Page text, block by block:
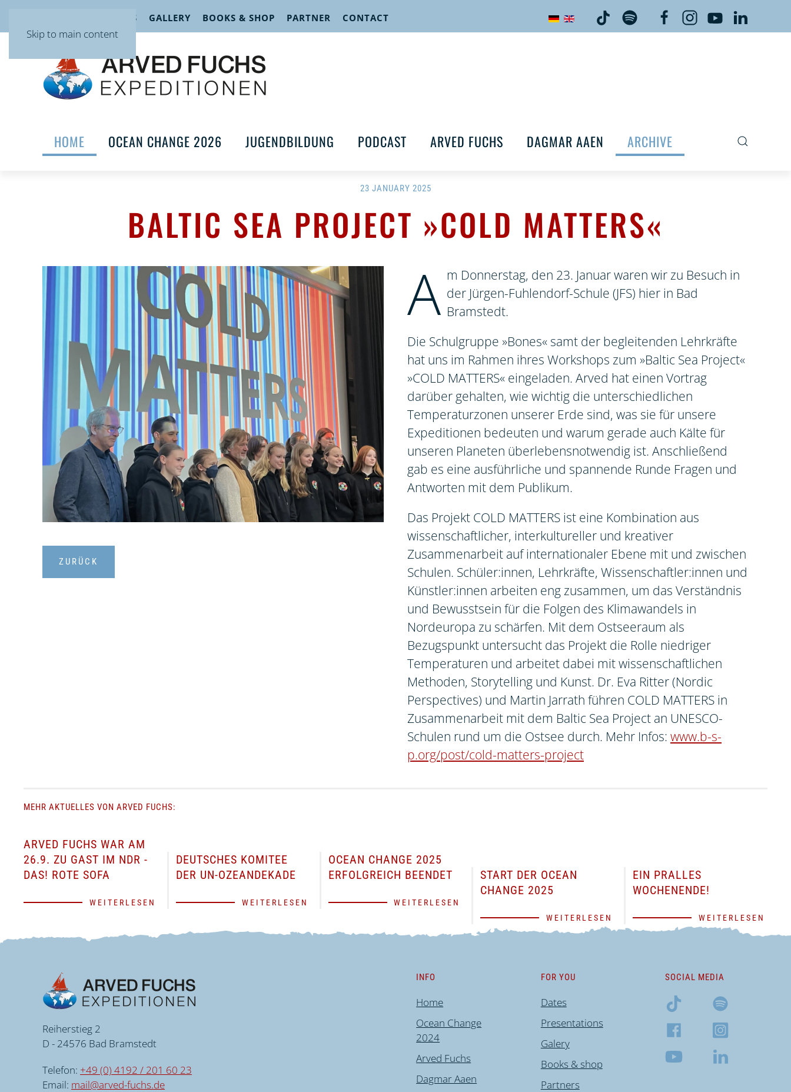
Skip to main content
LECTURES GALLERY BOOKS & SHOP PARTNER CONTACT
HOME OCEAN CHANGE 2026 JUGENDBILDUNG PODCAST ARVED FUCHS DAGMAR AAEN ARCHIVE
23 JANUARY 2025
BALTIC SEA PROJECT »COLD MATTERS«
ZURÜCK
A m Donnerstag, den 23. Januar waren wir zu Besuch in
der Jürgen-Fuhlendorf-Schule (JFS) hier in Bad
Bramstedt.
Die Schulgruppe »Bones« samt der begleitenden Lehrkräfte
hat uns im Rahmen ihres Workshops zum »Baltic Sea Project«
»COLD MATTERS« eingeladen. Arved hat einen Vortrag
darüber gehalten, wie wichtig die unterschiedlichen
Temperaturzonen unserer Erde sind, was sie für unsere
Expeditionen bedeuten und warum gerade auch Kälte für
unseren Planeten überlebensnotwendig ist. Anschließend
gab es eine ausführliche und spannende Runde Fragen und
Antworten mit dem Publikum.
Das Projekt COLD MATTERS ist eine Kombination aus
wissenschaftlicher, interkultureller und kreativer
Zusammenarbeit auf internationaler Ebene mit und zwischen
Schulen. Schüler:innen, Lehrkräfte, Wissenschaftler:innen und
Künstler:innen arbeiten eng zusammen, um das Verständnis
und Bewusstsein für die Folgen des Klimawandels in
Nordeuropa zu schärfen. Mit dem Ostseeraum als
Bezugspunkt untersucht das Projekt die Rolle niedriger
Temperaturen und arbeitet dabei mit wissenschaftlichen
Methoden, Storytelling und Kunst. Dr. Eva Ritter (Nordic
Perspectives) und Martin Jarrath führen COLD MATTERS in
Zusammenarbeit mit dem Baltic Sea Project an UNESCO-
Schulen rund um die Ostsee durch. Mehr Infos: www.b-s-
p.org/post/cold-matters-project
MEHR AKTUELLES VON ARVED FUCHS:
ARVED FUCHS WAR AM
26.9. ZU GAST IM NDR -
DAS! ROTE SOFA
WEITERLESEN
DEUTSCHES KOMITEE
DER UN-OZEANDEKADE
WEITERLESEN
OCEAN CHANGE 2025
ERFOLGREICH BEENDET
WEITERLESEN
START DER OCEAN
CHANGE 2025
WEITERLESEN
EIN PRALLES
WOCHENENDE!
WEITERLESEN
Reiherstieg 2
D - 24576 Bad Bramstedt
Telefon: +49 (0) 4192 / 201 60 23
Email: mail@arved-fuchs.de
INFO
Home
Ocean Change
2024
Arved Fuchs
Dagmar Aaen
FOR YOU
Dates
Presentations
Galery
Books & shop
Partners
SOCIAL MEDIA